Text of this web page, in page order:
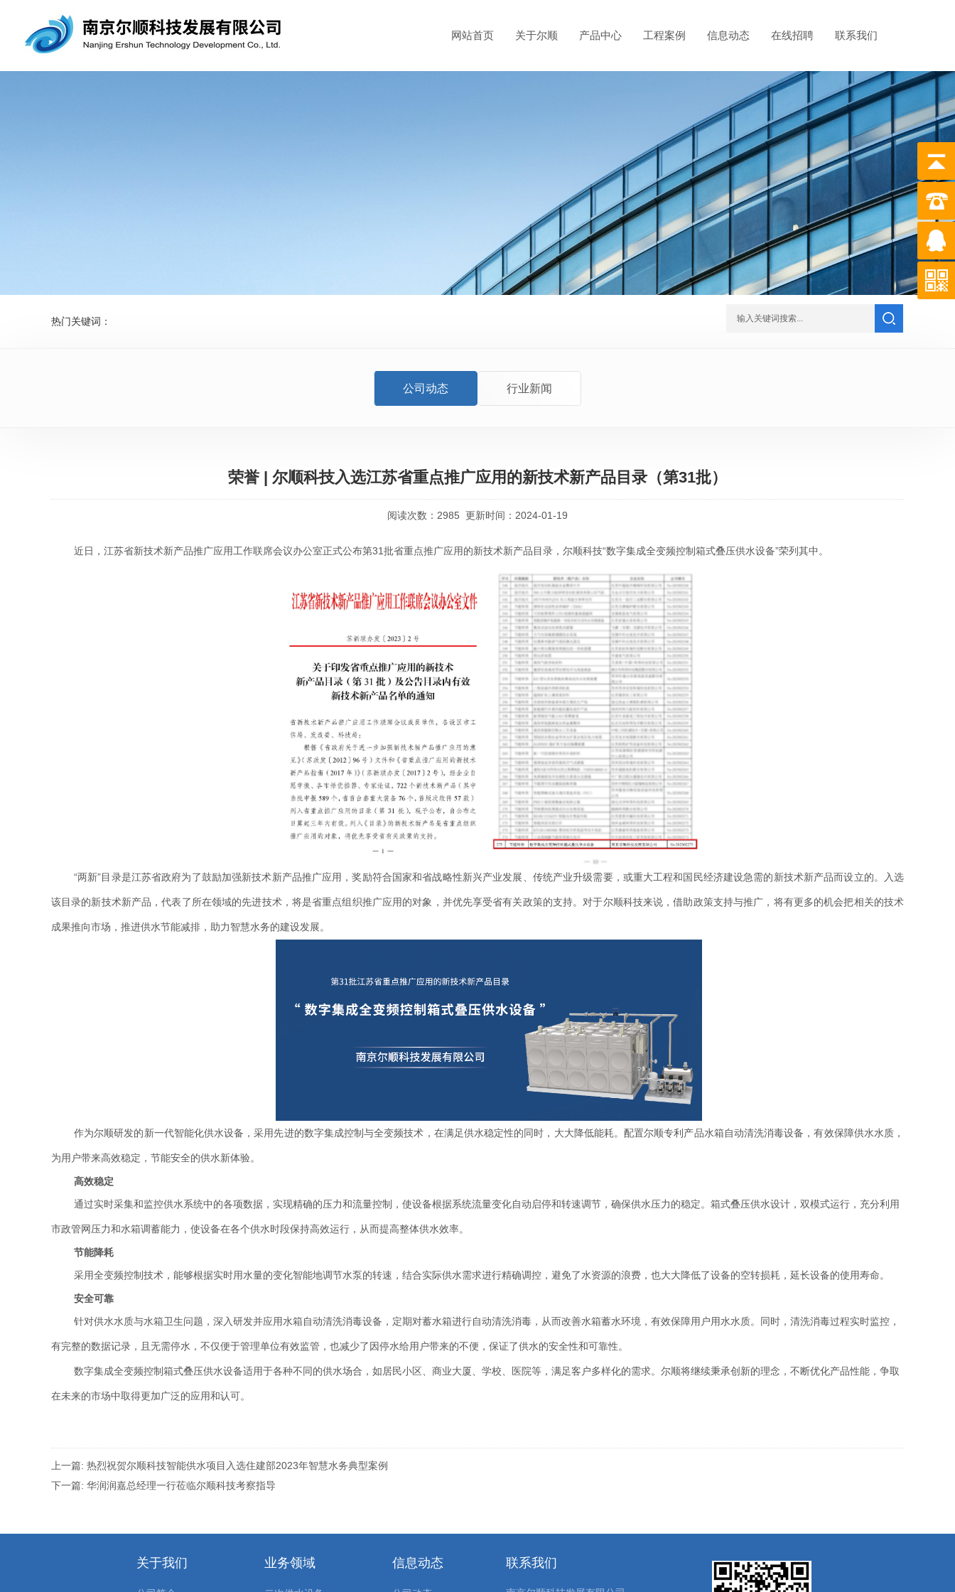
网站首页 关于尔顺 产品中心 工程案例 信息动态 在线招聘 联系我们
热门关键词：
公司动态 行业新闻
荣誉 | 尔顺科技入选江苏省重点推广应用的新技术新产品目录（第31批）
阅读次数： 2985 更新时间：2024-01-19
近日，江苏省新技术新产品推广应用工作联席会议办公室正式公布第31批省重点推广应用的新技术新产品目录，尔顺科技“数字集成全变频控制箱式叠压供水设备”荣列其中。
“两新”目录是江苏省政府为了鼓励加强新技术新产品推广应用，奖励符合国家和省战略性新兴产业发展、传统产业升级需要，或重大工程和国民经济建设急需的新技术新产品而设立的。入选
该目录的新技术新产品，代表了所在领域的先进技术，将是省重点组织推广应用的对象，并优先享受省有关政策的支持。对于尔顺科技来说，借助政策支持与推广，将有更多的机会把相关的技术
成果推向市场，推进供水节能减排，助力智慧水务的建设发展。
作为尔顺研发的新一代智能化供水设备，采用先进的数字集成控制与全变频技术，在满足供水稳定性的同时，大大降低能耗。配置尔顺专利产品水箱自动清洗消毒设备 ，有效保障供水水质，
为用户带来高效稳定，节能安全的供水新体验。
高效稳定
通过实时采集和监控供水系统中的各项数据，实现精确的压力和流量控制，使设备根据系统流量变化自动启停和转速调节，确保供水压力的稳定。箱式叠压供水设计，双模式运行，充分利用
市政管网压力和水箱调蓄能力，使设备在各个供水时段保持高效运行，从而提高整体供水效率。
节能降耗
采用全变频控制技术，能够根据实时用水量的变化智能地调节水泵的转速，结合实际供水需求进行精确调控，避免了水资源的浪费，也大大降低了设备的空转损耗，延长设备的使用寿命。
安全可靠
针对供水水质与水箱卫生问题，深入研发并应用水箱自动清洗消毒设备，定期对蓄水箱进行自动清洗消毒，从而改善水箱蓄水环境，有效保障用户用水水质。同时，清洗消毒过程实时监控，
有完整的数据记录，且无需停水，不仅便于管理单位有效监管，也减少了因停水给用户带来的不便，保证了供水的安全性和可靠性。
数字集成全变频控制箱式叠压供水设备适用于各种不同的供水场合，如居民小区、商业大厦、学校、医院等，满足客户多样化的需求。尔顺将继续秉承创新的理念，不断优化产品性能，争取
在未来的市场中取得更加广泛的应用和认可。
上一篇: 热烈祝贺尔顺科技智能供水项目入选住建部2023年智慧水务典型案例
下一篇: 华润润嘉总经理一行莅临尔顺科技考察指导
关于我们 业务领域 信息动态 联系我们